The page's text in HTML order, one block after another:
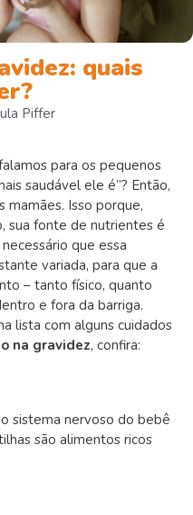
quais
Piffer
para os pequenos
saudável ele é”? Então,
mamães. Isso porque,
sua fonte de nutrientes é
que essa
variada, para que a
– tanto físico, quanto
e fora da barriga.
lista com alguns cuidados
na gravidez, confira:
sistema nervoso do bebê
são alimentos ricos